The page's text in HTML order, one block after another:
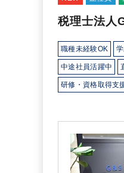
税理士法人
職種未経験OK
中途社員活躍中
研修・資格取得支